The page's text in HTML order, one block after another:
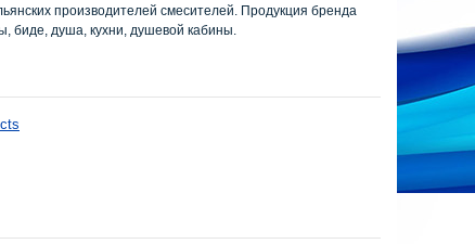
производителей смесителей. Продукция бренда
биде, душа, кухни, душевой кабины.